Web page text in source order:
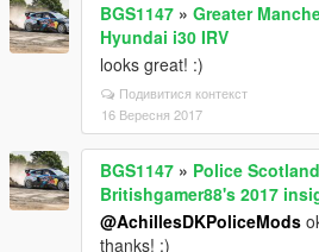
BGS1147 » Greater
Hyundai i30 IRV
looks great! :)
Подивитися контекст
16 Вересня 2017
BGS1147 » Police
Britishgamer88's 2017
@AchillesDKPoliceMods
thanks! :)